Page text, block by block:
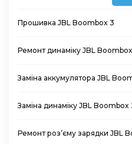
Прошивка JBL Boombox 3
Ремонт динаміку JBL
Заміна аккумулятора JBL
Заміна динаміку JBL Boombox
Ремонт роз’єму зарядки JBL